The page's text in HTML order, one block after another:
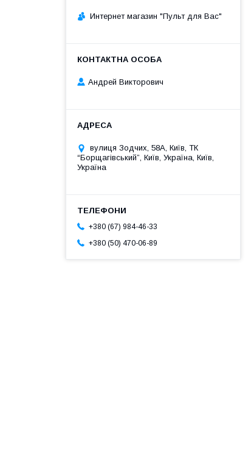
Интернет магазин "Пульт для Вас"
Андрей Викторович
вулиця Зодчих, 58А, Київ, ТК
“Борщагівський”, Київ, Україна, Київ,
Україна
+380 (67) 984-46-33
+380 (50) 470-06-89